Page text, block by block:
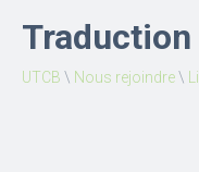
UTCB \ Nous rejoindre\